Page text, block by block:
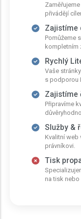
přivádějí
Zajistíme
Pomůžeme
kompletním
Rychlý
Vaše
s podporou
Zajistíme
Připravíme
Služby &
Kvalitní web
právníkovi.
Tisk
na tisk nebo